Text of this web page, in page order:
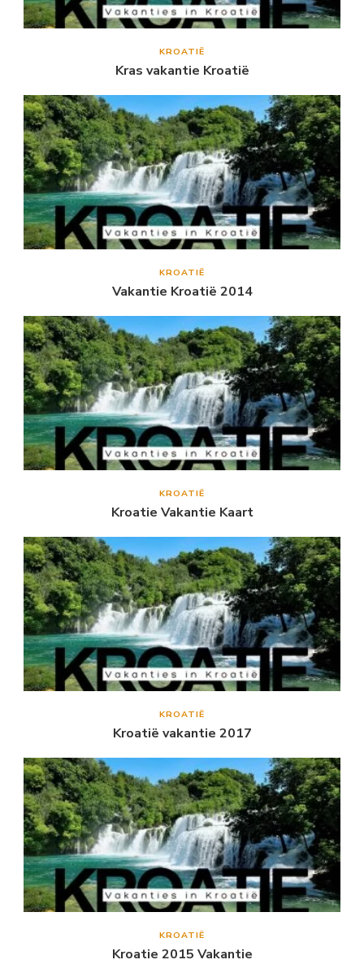
KROATIË
Kras vakantie Kroatië
KROATIË
Vakantie Kroatië 2014
KROATIË
Kroatie Vakantie Kaart
KROATIË
Kroatië vakantie 2017
KROATIË
Kroatie 2015 Vakantie